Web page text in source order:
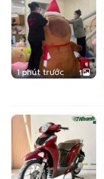
1 phút trước 1